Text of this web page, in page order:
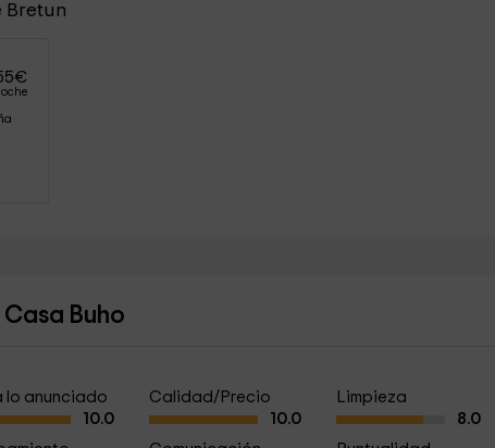
Bretun
€
Buho
lo anunciado
10.0
Calidad/Precio
10.0
Limpieza
8.0